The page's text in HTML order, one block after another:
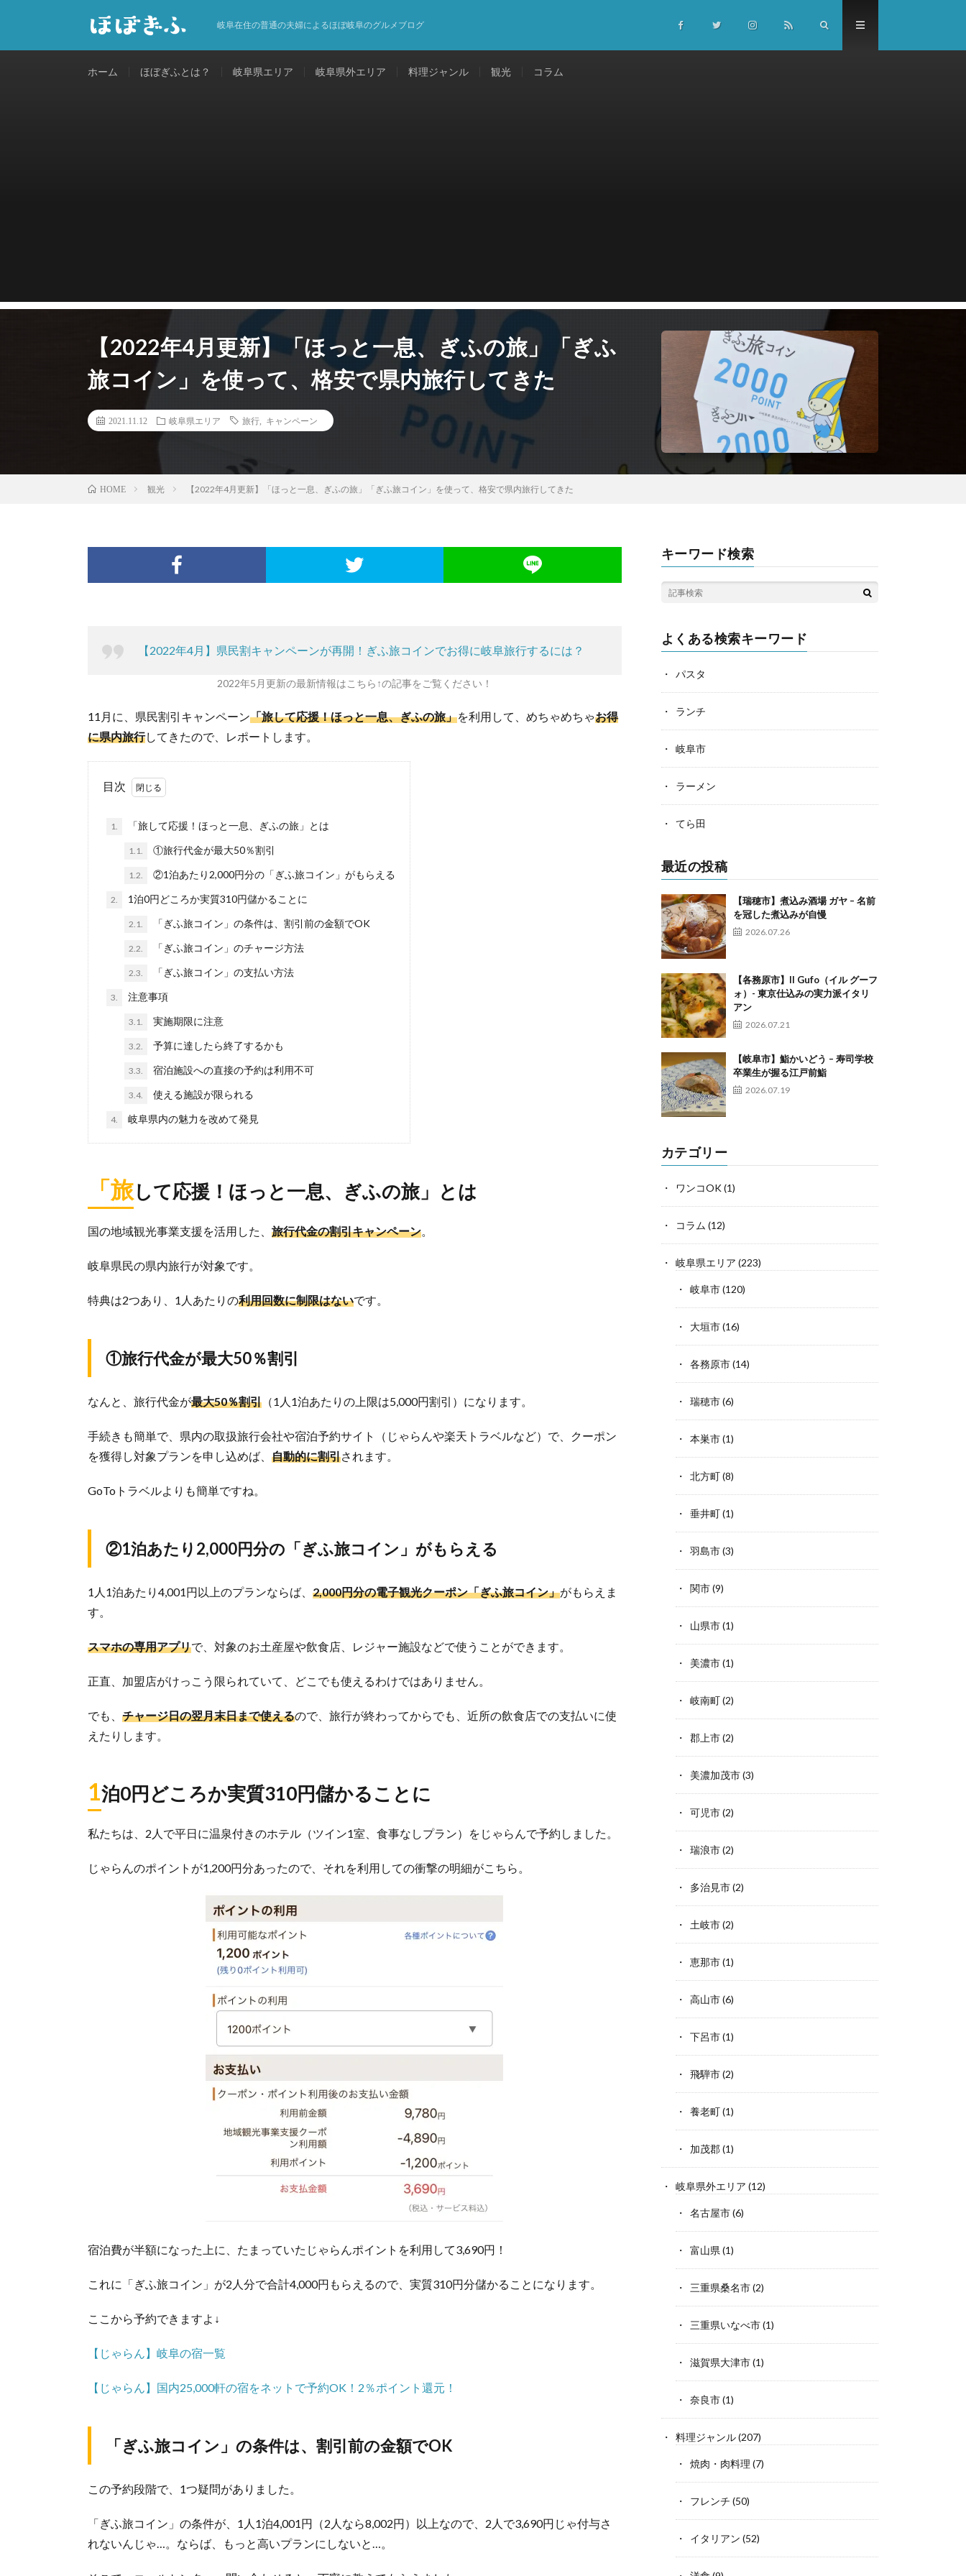
岐阜在住の普通の夫婦によるほぼ岐阜のグルメブログ
ホーム ほぼぎふとは？ 岐阜県エリア 岐阜県外エリア 料理ジャンル 観光 コラム
【2022年4月更新】「ほっと一息、ぎふの旅」「ぎふ
旅コイン」を使って、格安で県内旅行してきた
2021.11.12 岐阜県エリア 旅行 キャンペーン
HOME 観光 【2022年4月更新】「ほっと一息、ぎふの旅」「ぎふ旅コイン」を使って、格安で県内旅行してきた
【2022年4月】県民割キャンペーンが再開！ぎふ旅コインでお得に岐阜旅行するには？
2022年5月更新の最新情報はこちら↑の記事をご覧ください！
11月に、県民割引キャンペーン「旅して応援！ほっと一息、ぎふの旅」を利用して、めちゃめちゃお得
に県内旅行してきたので、レポートします。
目次
1. 「旅して応援！ほっと一息、ぎふの旅」とは
1.1. ①旅行代金が最大50％割引
1.2. ②1泊あたり2,000円分の「ぎふ旅コイン」がもらえる
2. 1泊0円どころか実質310円儲かることに
2.1. 「ぎふ旅コイン」の条件は、割引前の金額でOK
2.2. 「ぎふ旅コイン」のチャージ方法
2.3. 「ぎふ旅コイン」の支払い方法
3. 注意事項
3.1. 実施期限に注意
3.2. 予算に達したら終了するかも
3.3. 宿泊施設への直接の予約は利用不可
3.4. 使える施設が限られる
4. 岐阜県内の魅力を改めて発見
「旅して応援！ほっと一息、ぎふの旅」とは
国の地域観光事業支援を活用した、 旅行代金の割引キャンペーン。
岐阜県民の県内旅行が対象です。
特典は2つあり、1人あたりの利用回数に制限はないです。
①旅行代金が最大50％割引
なんと、旅行代金が最大50％割引 （1人1泊あたりの上限は5,000円割引）になります。
手続きも簡単で、県内の取扱旅行会社や宿泊予約サイト（じゃらんや楽天トラベルなど）で、クーポン
を獲得し対象プランを申し込めば、 自動的に割引されます。
GoToトラベルよりも簡単ですね。
②1泊あたり2,000円分の「ぎふ旅コイン」がもらえる
1人1泊あたり4,001円以上のプランならば、 2,000円分の電子観光クーポン「ぎふ旅コイン」がもらえま
す。
スマホの専用アプリで、対象のお土産屋や飲食店、レジャー施設などで使うことができます。
正直、加盟店がけっこう限られていて、どこでも使えるわけではありません。
でも、 チャージ日の翌月末日まで使えるので、旅行が終わってからでも、近所の飲食店での支払いに使
えたりします。
1泊0円どころか実質310円儲かることに
私たちは、2人で平日に温泉付きのホテル（ツイン1室、食事なしプラン）をじゃらんで予約しました。
じゃらんのポイントが1,200円分あったので、それを利用しての衝撃の明細がこちら。
宿泊費が半額になった上に、たまっていたじゃらんポイントを利用して3,690円！
これに「ぎふ旅コイン」が2人分で合計4,000円もらえるので、実質310円分儲かることになります。
ここから予約できますよ↓
【じゃらん】岐阜の宿一覧
【じゃらん】国内25,000軒の宿をネットで予約OK！2％ポイント還元！
「ぎふ旅コイン」の条件は、割引前の金額でOK
この予約段階で、1つ疑問がありました。
「ぎふ旅コイン」の条件が、1人1泊4,001円（2人なら8,002円）以上なので、2人で3,690円じゃ付与さ
れないんじゃ…。ならば、もっと高いプランにしないと…。
キーワード検索
よくある検索キーワード
パスタ
ランチ
岐阜市
ラーメン
てら田
最近の投稿
【瑞穂市】煮込み酒場 ガヤ – 名前
を冠した煮込みが自慢
2026.07.26
【各務原市】Il Gufo（イル グーフ
ォ）- 東京仕込みの実力派イタリ
アン
2026.07.21
【岐阜市】鮨かいどう – 寿司学校
卒業生が握る江戸前鮨
2026.07.19
カテゴリー
ワンコOK(1)
コラム (12)
岐阜県エリア (223)
岐阜市(120)
大垣市(16)
各務原市(14)
瑞穂市(6)
本巣市(1)
北方町(8)
垂井町(1)
羽島市(3)
関市(9)
山県市(1)
美濃市(1)
岐南町(2)
郡上市(2)
美濃加茂市(3)
可児市(2)
瑞浪市(2)
多治見市(2)
土岐市(2)
恵那市(1)
高山市(6)
下呂市(1)
飛騨市(2)
養老町(1)
加茂郡(1)
岐阜県外エリア (12)
名古屋市(6)
富山県 (1)
三重県桑名市(2)
三重県いなべ市(1)
滋賀県大津市(1)
奈良市(1)
料理ジャンル(207)
焼肉・肉料理 (7)
フレンチ (50)
イタリアン (52)